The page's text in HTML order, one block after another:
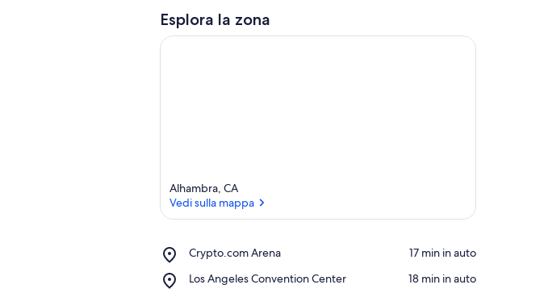
Cucina privata
Esplora la zona
Alhambra, CA
Vedi sulla mappa
Crypto.com Arena
Place,
Arena
‪17 min in auto‬
Los Angeles Convention Center
Place,
‪18 min in auto‬